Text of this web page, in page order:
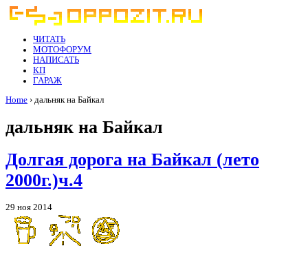
ЧИТАТЬ
МОТОФОРУМ
НАПИСАТЬ
КП
ГАРАЖ
Home › дальняк на Байкал
дальняк на Байкал
Долгая дорога на Байкал (лето
2000г.)ч.4
29 ноя 2014